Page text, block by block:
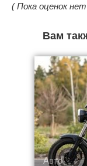
( Пока оценок
Вам
Авто